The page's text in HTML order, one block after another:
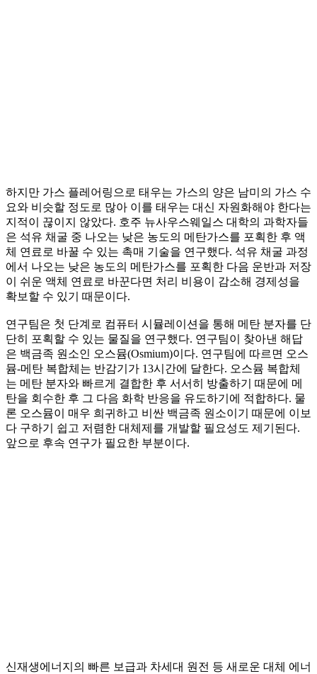
하지만 가스 플레어링으로 태우는 가스의 양은 남미의 가스 수
요와 비슷할 정도로 많아 이를 태우는 대신 자원화해야 한다는
지적이 끊이지 않았다. 호주 뉴사우스웨일스 대학의 과학자들
은 석유 채굴 중 나오는 낮은 농도의 메탄가스를 포획한 후 액
체 연료로 바꿀 수 있는 촉매 기술을 연구했다. 석유 채굴 과정
에서 나오는 낮은 농도의 메탄가스를 포획한 다음 운반과 저장
이 쉬운 액체 연료로 바꾼다면 처리 비용이 감소해 경제성을
확보할 수 있기 때문이다.
연구팀은 첫 단계로 컴퓨터 시뮬레이션을 통해 메탄 분자를 단
단히 포획할 수 있는 물질을 연구했다. 연구팀이 찾아낸 해답
은 백금족 원소인 오스뮴(Osmium)이다. 연구팀에 따르면 오스
뮴-메탄 복합체는 반감기가 13시간에 달한다. 오스뮴 복합체
는 메탄 분자와 빠르게 결합한 후 서서히 방출하기 때문에 메
탄을 회수한 후 그 다음 화학 반응을 유도하기에 적합하다. 물
론 오스뮴이 매우 희귀하고 비싼 백금족 원소이기 때문에 이보
다 구하기 쉽고 저렴한 대체제를 개발할 필요성도 제기된다.
앞으로 후속 연구가 필요한 부분이다.
신재생에너지의 빠른 보급과 차세대 원전 등 새로운 대체 에너